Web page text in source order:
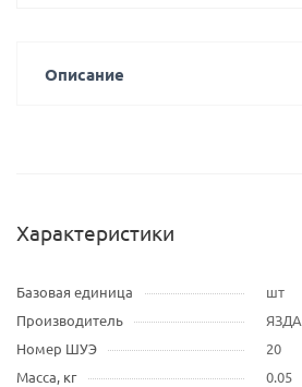
Описание
Характеристики
Базовая единица
шт
Производитель
ЯЗДА
Номер ШУЭ
20
Масса, кг
0.05